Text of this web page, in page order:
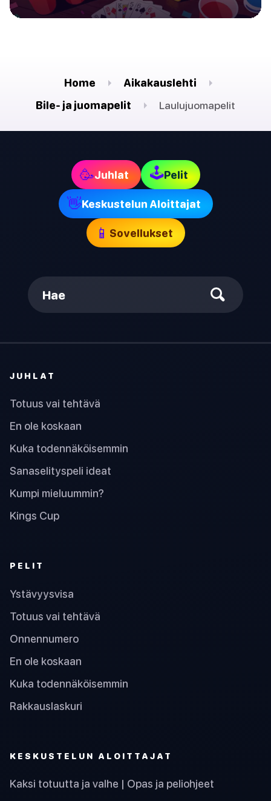
Home
Aikakauslehti
Bile- ja juomapelit
Laulujuomapelit
🥳Juhlat 🕹Pelit
👋Keskustelun Aloittajat
📱 Sovellukset
Hae
JUHLAT
Totuus vai tehtävä
En ole koskaan
Kuka todennäköisemmin
Sanaselityspeli ideat
Kumpi mieluummin?
Kings Cup
PELIT
Ystävyysvisa
Totuus vai tehtävä
Onnennumero
En ole koskaan
Kuka todennäköisemmin
Rakkauslaskuri
KESKUSTELUN ALOITTAJAT
Kaksi totuutta ja valhe | Opas ja peliohjeet